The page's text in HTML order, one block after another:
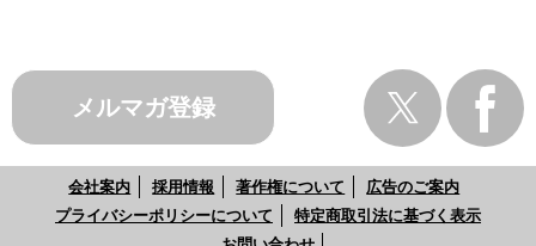
メルマガ登録
会社案内 採用情報 著作権について
広告のご案内
プライバシーポリシーについて
特定商取引法に基づく表示